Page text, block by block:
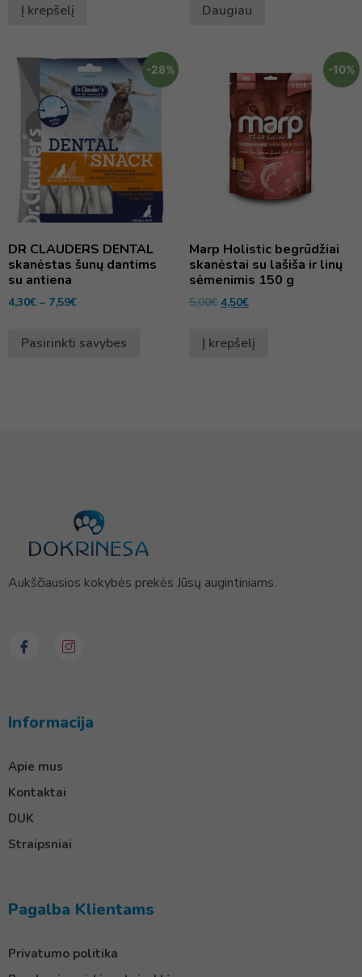
Į krepšelį Daugiau
-28%
DR CLAUDERS DENTAL
skanėstas šunų dantims
su antiena
4,30€ – 7,59€
Pasirinkti savybes
-10%
Marp Holistic begrūdžiai
skanėstai su lašiša ir linų
sėmenimis 150 g
5,00€ 4,50€
Į krepšelį
Aukščiausios kokybės prekės Jūsų augintiniams.
Informacija
Apie mus
Kontaktai
DUK
Straipsniai
Pagalba Klientams
Privatumo politika